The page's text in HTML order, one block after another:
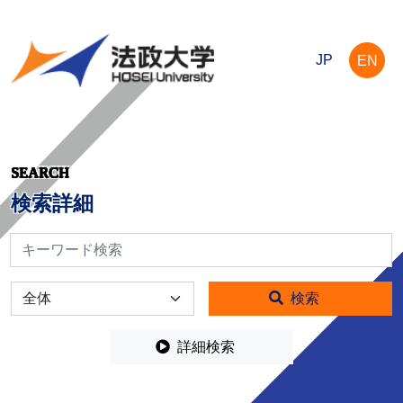
JP EN
SEARCH
検索詳細
検索
全体 検索
詳細検索